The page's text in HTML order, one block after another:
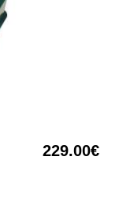
229.00